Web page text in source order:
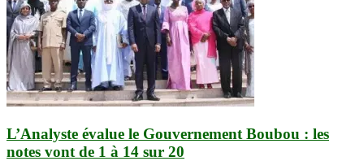
L’Analyste évalue le Gouvernement Boubou : les
notes vont de 1 à 14 sur 20